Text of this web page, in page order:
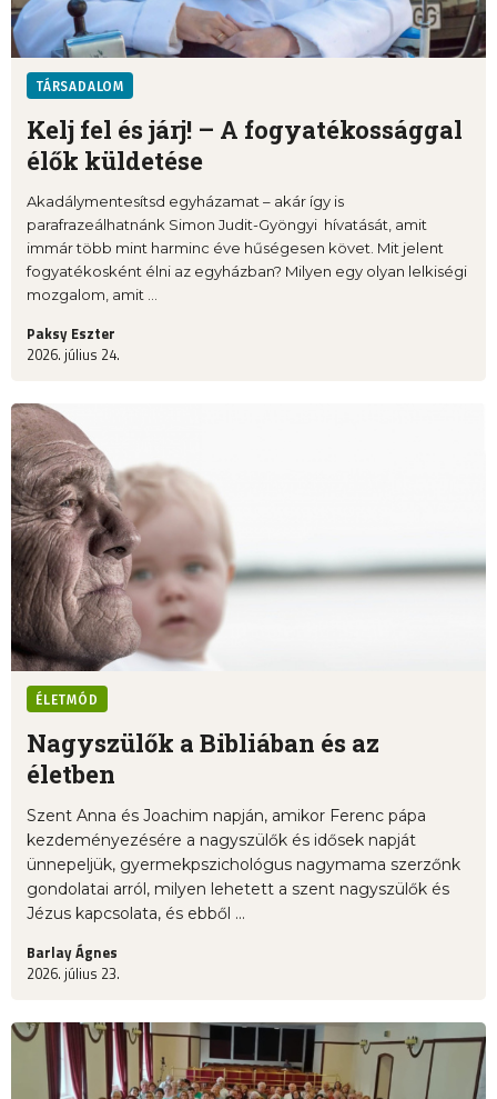
TÁRSADALOM
Kelj fel és járj! – A fogyatékossággal
élők küldetése
Akadálymentesítsd egyházamat – akár így is
parafrazeálhatnánk Simon Judit-Gyöngyi hívatását, amit
immár több mint harminc éve hűségesen követ. Mit jelent
fogyatékosként élni az egyházban? Milyen egy olyan lelkiségi
mozgalom, amit ...
Paksy Eszter
2026. július 24.
ÉLETMÓD
Nagyszülők a Bibliában és az
életben
Szent Anna és Joachim napján, amikor Ferenc pápa
kezdeményezésére a nagyszülők és idősek napját
ünnepeljük, gyermekpszichológus nagymama szerzőnk
gondolatai arról, milyen lehetett a szent nagyszülők és
Jézus kapcsolata, és ebből ...
Barlay Ágnes
2026. július 23.